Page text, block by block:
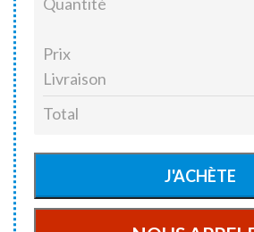
Quantité
Prix
Livraison
Total